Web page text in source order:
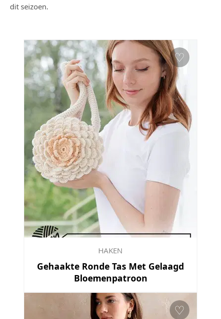
dit seizoen.
HAKEN
Gehaakte Ronde Tas Met Gelaagd
Bloemenpatroon
♡
♡